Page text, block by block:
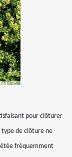
pour clôturer
type de clôture ne
fréquemment